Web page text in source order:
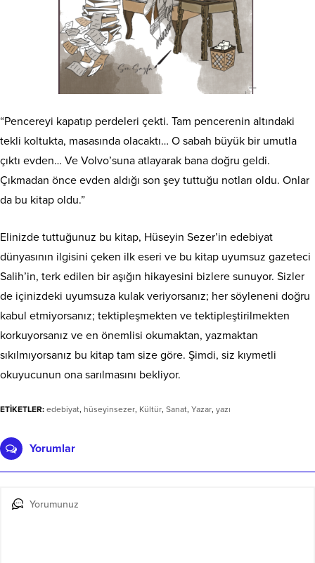
“Pencereyi kapatıp perdeleri çekti. Tam pencerenin altındaki
tekli koltukta, masasında olacaktı… O sabah büyük bir umutla
çıktı evden… Ve Volvo’suna atlayarak bana doğru geldi.
Çıkmadan önce evden aldığı son şey tuttuğu notları oldu. Onlar
da bu kitap oldu.”
Elinizde tuttuğunuz bu kitap, Hüseyin Sezer’in edebiyat
dünyasının ilgisini çeken ilk eseri ve bu kitap uyumsuz gazeteci
Salih’in, terk edilen bir aşığın hikayesini bizlere sunuyor. Sizler
de içinizdeki uyumsuza kulak veriyorsanız; her söyleneni doğru
kabul etmiyorsanız; tektipleşmekten ve tektipleştirilmekten
korkuyorsanız ve en önemlisi okumaktan, yazmaktan
sıkılmıyorsanız bu kitap tam size göre. Şimdi, siz kıymetli
okuyucunun ona sarılmasını bekliyor.
ETİKETLER: edebiyat, hüseyinsezer, Kültür, Sanat, Yazar, yazı
Yorumlar